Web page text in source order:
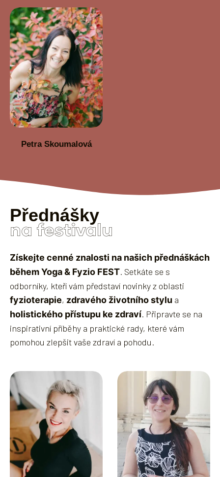
Petra Skoumalová
Přednášky
na festivalu
Získejte cenné znalosti na našich přednáškách
během Yoga & Fyzio FEST. Setkáte se s
odborníky, kteří vám představí novinky z oblasti
fyzioterapie, zdravého životního stylu a
holistického přístupu ke zdraví. Připravte se na
inspirativní příběhy a praktické rady, které vám
pomohou zlepšit vaše zdraví a pohodu.